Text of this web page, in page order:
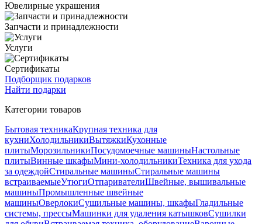
Ювелирные украшения
Запчасти и принадлежности
Услуги
Сертификаты
Подборщик подарков
Найти подарки
Категории товаров
Бытовая техникаКрупная техника для
кухниХолодильникиВытяжкиКухонные
плитыМорозильникиПосудомоечные машиныНастольные
плитыВинные шкафыМини-холодильникиТехника для ухода
за одеждойСтиральные машиныСтиральные машины
встраиваемыеУтюгиОтпаривателиШвейные, вышивальные
машиныПромышленные швейные
машиныОверлокиСушильные машины, шкафыГладильные
системы, прессыМашинки для удаления катышковСушилки